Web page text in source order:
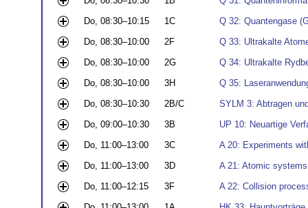
Do, 08:30–10:15
1C
Q 32: Quantengase
Do, 08:30–10:00
2F
Q 33: Ultrakalte
Do, 08:30–10:00
2G
Q 34: Ultrakalte
Do, 08:30–10:00
3H
Q 35:
Do, 08:30–10:30
2B/C
SYLM 3: Abtragen
Do, 09:00–10:30
3B
UP 10: Neuartige
Do, 11:00–13:00
3C
A 20: Experiments
Do, 11:00–13:00
3D
A 21: Atomic
Do, 11:00–12:15
3F
A 22: Collision